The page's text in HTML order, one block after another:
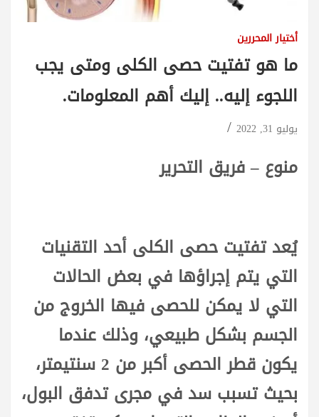
أختيار المحررين
ما هو تفتيت حصى الكلى ومتى يجب
اللجوء إليه.. إليك أهم المعلومات.
يوليو 31, 2022
منوع – فريق التحرير
يُعد تفتيت حصى الكلى أحد التقنيات
التي يتم إجراؤها في بعض الحالات
التي لا يمكن للحصى فيها الخروج من
الجسم بشكل طبيعي، وذلك عندما
يكون قطر الحصى أكبر من 2 سنتيمتر،
بحيث تسبب سد في مجرى تدفق البول،